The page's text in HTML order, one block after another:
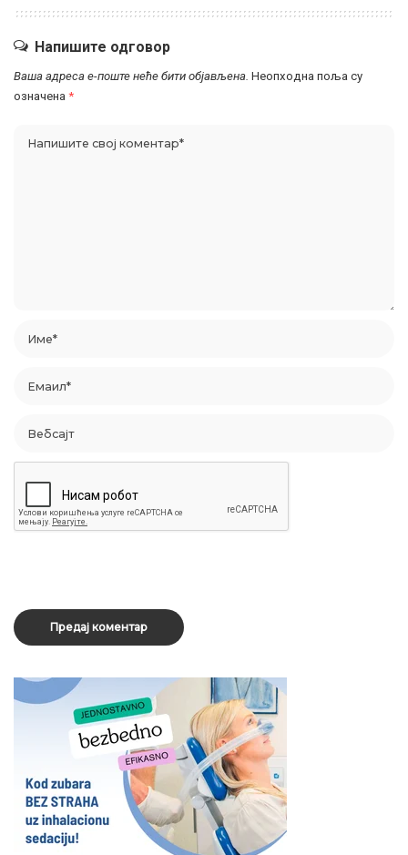
Напишите одговор
Ваша адреса е-поште неће бити објављена. Неопходна поља су
означена *